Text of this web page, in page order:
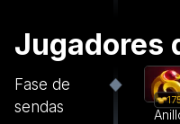
Jugadores
Fase de
sendas